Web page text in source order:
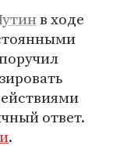
в ходе
ответ.
.